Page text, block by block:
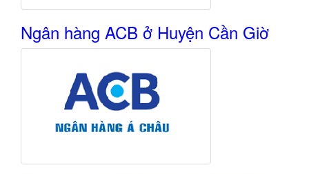
Ngân hàng ACB ở Huyện Cần Giờ